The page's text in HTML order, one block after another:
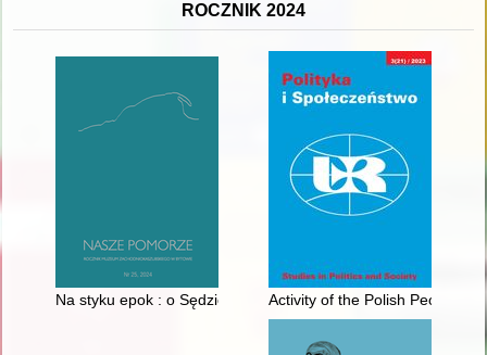
ROCZNIK 2024
Na styku epok : o Sędzickim (nie)lirycznieActivity of the Polish People’s